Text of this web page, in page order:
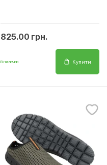
825.00 грн.
В наличии Купити